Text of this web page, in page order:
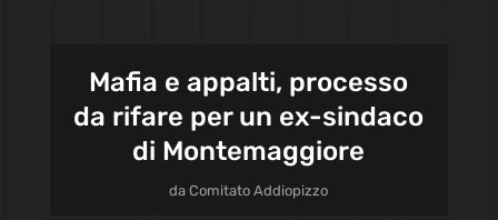
Mafia e appalti, processo
da rifare per un ex-sindaco
di Montemaggiore
daComitato Addiopizzo